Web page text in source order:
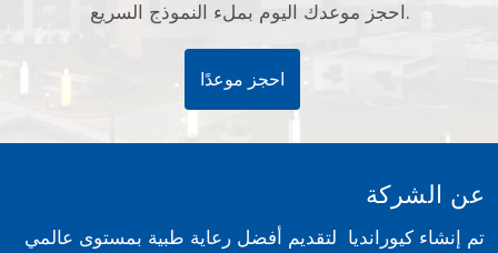
احجز موعدك اليوم بملء النموذج السريع.
احجز موعدًا
عن الشركة
تم إنشاء كيورانديا لتقديم أفضل رعاية طبية بمستوى عالمي